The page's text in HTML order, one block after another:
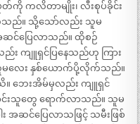
တ်ကို ကလိတာမျိုး၊ လီးစုပ်ခိုင်း
တ်သည်။ သို့သော်လည်း သူမ
ဆင်ပြေလာသည်။ ထိုစဉ်
ည်း ကျူရှင်ပြနေသည်ဟု ကြား
တူမလေး နှစ်ယောက်ပို့လိုက်သည်။
ဘေးအိမ်မှလည်း ကျူရှင်
ာင်းသူတွေ ရောက်လာသည်။ သူမ
း အဆင်ပြေလာသဖြင့် သမီးဖြစ်